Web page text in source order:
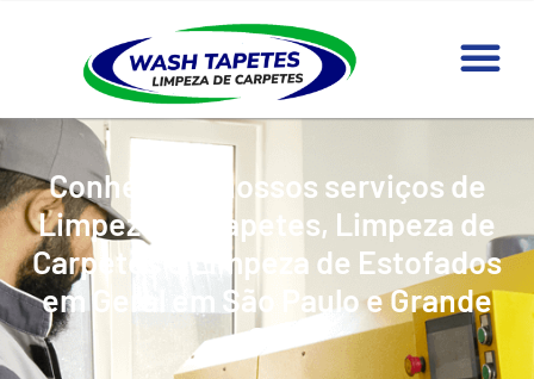
Conheça os nossos serviços de
Limpeza de Tapetes, Limpeza de
Carpetes e Limpeza de Estofados
em Geral em São Paulo e Grande
SP